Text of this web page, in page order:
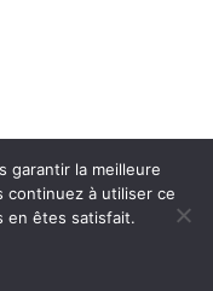
garantir la meilleure
continuez à utiliser ce
en êtes satisfait.